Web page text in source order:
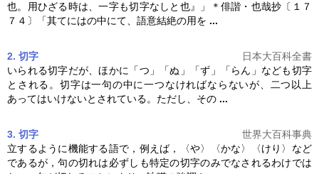
也。用ひざる時は、一字も切字なしと也』」＊俳諧・也哉抄〔１７
７４〕「其てにはの中にて、語意結絶の用を ...
2. 切字
日本大百科全書
いられる切字だが、ほかに「つ」「ぬ」「ず」「らん」なども切字
とされる。 切字は一句の中に一つなければならないが、二つ以上
あってはいけないとされている。ただし、その ...
3. 切字
世界大百科事典
立するように機能する語で，例えば，〈や〉〈かな〉〈けり〉など
であるが，句の切れは必ずしも特定の切字のみでなされるわけでは